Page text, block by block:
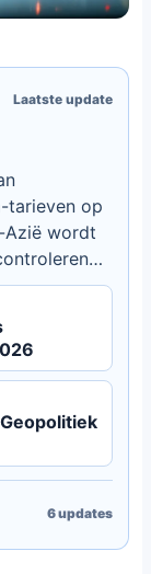
Laatste update
tarieven op
Azië wordt
6updates